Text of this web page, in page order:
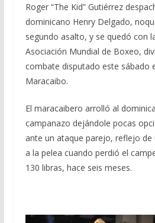
Roger “The Kid” Gutiérrez
dominicano Henry Delgado,
segundo asalto, y se quedó con
Asociación Mundial de Boxeo,
combate disputado este sábado
Maracaibo.
El maracaibero arrolló al
campanazo dejándole pocas
ante un ataque parejo, reflejo
a la pelea cuando perdió el
130 libras, hace seis meses.